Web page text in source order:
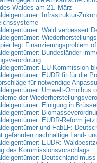
Waldes am 21. März
Infrastruktur-
Wald verbessert
legt Finanzierungsproblem
Bundesländer
EU-Kommission
EUDR fit für die
für notwendige
Umwelt-Omnibus
der
Einigung in
EUDR-Reform
und FabLF:
gefährden nachhaltige Land-
EUDR:
des Kommissionsvorschlags
Deutschland